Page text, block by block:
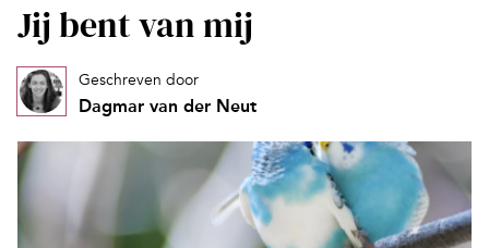
Jij bent van mij
Geschreven door
Dagmar van der Neut